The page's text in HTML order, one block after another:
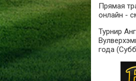
Прямая
онлайн -
Турнир
года